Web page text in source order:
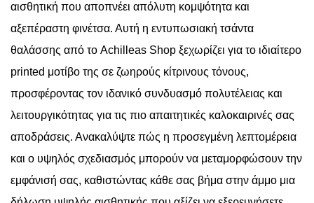
αισθητική που αποπνέει απόλυτη κομψότητα και
αξεπέραστη φινέτσα. Αυτή η εντυπωσιακή τσάντα
θαλάσσης από το Achilleas Shop ξεχωρίζει για το ιδιαίτερο
printed μοτίβο της σε ζωηρούς κίτρινους τόνους,
προσφέροντας τον ιδανικό συνδυασμό πολυτέλειας και
λειτουργικότητας για τις πιο απαιτητικές καλοκαιρινές σας
αποδράσεις. Ανακαλύψτε πώς η προσεγμένη λεπτομέρεια
και ο υψηλός σχεδιασμός μπορούν να μεταμορφώσουν την
εμφάνισή σας, καθιστώντας κάθε σας βήμα στην άμμο μια